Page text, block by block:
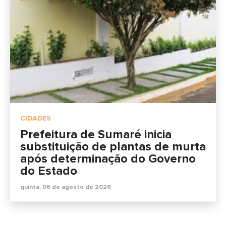
CIDADES
Prefeitura de Sumaré inicia
substituição de plantas de murta
após determinação do Governo
do Estado
quinta, 06 de agosto de 2026